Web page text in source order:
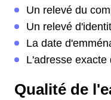
Un relevé du
Un relevé
La date
L'adresse exacte
Qualité de